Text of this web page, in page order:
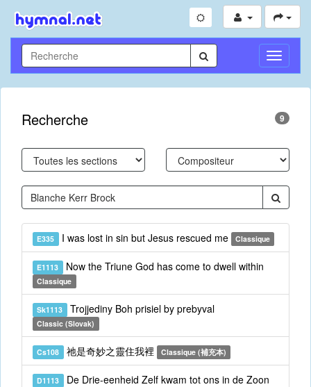
Toggle
Recherche 9
E335 I was lost in sin but Jesus rescued me Classique
E1113 Now the Triune God has come to dwell within
Classique
Sk1113 Trojjediny Boh prisiel by prebyval
Classic (Slovak)
Cs108 祂是奇妙之靈住我裡 Classique (補充本)
D1113 De Drie-eenheid Zelf kwam tot ons in de Zoon